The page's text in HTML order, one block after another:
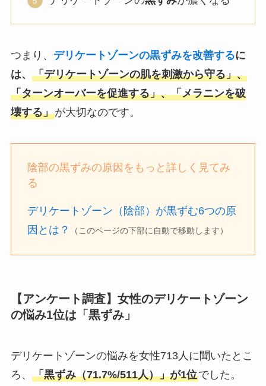
つまり、 デリケートゾーンの黒ずみを改善するに
は、 「デリケートゾーンの肌を刺激から守る」、
「ターンオーバーを促進する」、「メラニンを破
壊する」が大切なのです。
陰部の黒ずみの原因をもっと詳しく見てみ
る
デリケートゾーン（陰部）が黒ずむ6つの原
因とは？
（このページの下部に 自動で移動 します）
【アンケート調査】女性のデリケートゾーン
の悩み1位は「黒ずみ」
デリケートゾーンの悩みを女性713人に聞いたとこ
ろ、 「黒ずみ（71.7%/511人）」が1位でした。